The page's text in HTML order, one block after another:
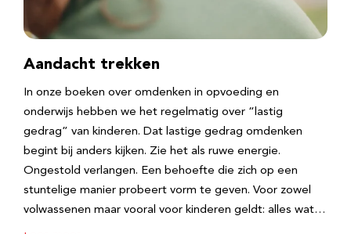
Aandacht trekken
In onze boeken over omdenken in opvoeding en
onderwijs hebben we het regelmatig over “lastig
gedrag” van kinderen. Dat lastige gedrag omdenken
begint bij anders kijken. Zie het als ruwe energie.
Ongestold verlangen. Een behoefte die zich op een
stuntelige manier probeert vorm te geven. Voor zowel
volwassenen maar vooral voor kinderen geldt: alles wat…